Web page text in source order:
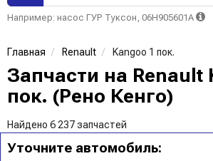
Например: насос ГУР Туксон, 06H905601A
Главная Renault Kangoo 1 пок.
Запчасти на Renault
пок. (Рено Кенго)
Найдено 6 237 запчастей
Уточните автомобиль: